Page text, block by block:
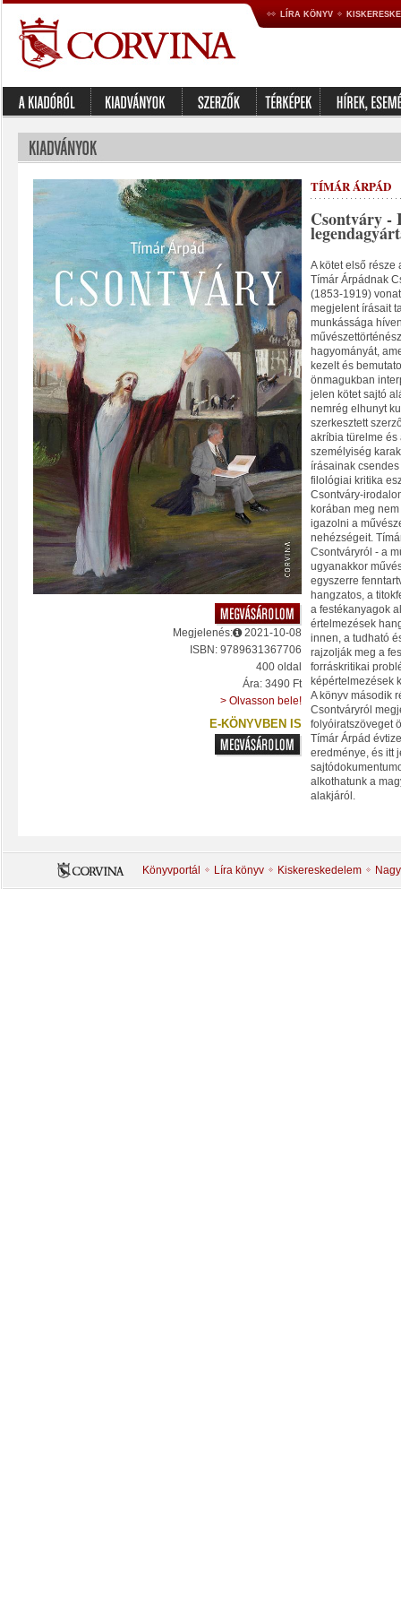
LÍRA KÖNYV
Megjelenés:
2021-10-08
ISBN: 9789631367706
400 oldal
Ára: 3490 Ft
> Olvasson bele!
E-KÖNYVBEN IS
TÍMÁR ÁRPÁD
Csontváry -
A kötet első része
Tímár Árpádnak
(1853-1919)
megjelent írásait
munkássága
hagyományát,
kezelt és
önmagukban
jelen kötet sajtó
nemrég elhunyt
szerkesztett
akríbia türelme
személyiség
írásainak
filológiai kritika
Csontváry-
korában meg
igazolni a
nehézségeit.
Csontváryról - a
ugyanakkor
egyszerre
hangzatos, a
a festékanyagok
értelmezések
innen, a tudható
rajzolják meg a
forráskritikai
képértelmezések
A könyv második
Csontváryról
folyóiratszöveget
Tímár Árpád
eredménye, és itt
alkothatunk a
alakjáról.
Könyvportál Líra könyv Kiskereskedelem